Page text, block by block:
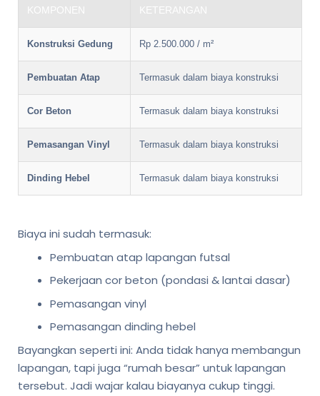
KOMPONEN KETERANGAN
Konstruksi Gedung Rp 2.500.000 / m²
Pembuatan Atap Termasuk dalam biaya konstruksi
Cor Beton Termasuk dalam biaya konstruksi
Pemasangan Vinyl Termasuk dalam biaya konstruksi
Dinding Hebel Termasuk dalam biaya konstruksi
Biaya ini sudah termasuk:
Pembuatan atap lapangan futsal
Pekerjaan cor beton (pondasi & lantai dasar)
Pemasangan vinyl
Pemasangan dinding hebel
Bayangkan seperti ini: Anda tidak hanya membangun
lapangan, tapi juga “rumah besar” untuk lapangan
tersebut. Jadi wajar kalau biayanya cukup tinggi.